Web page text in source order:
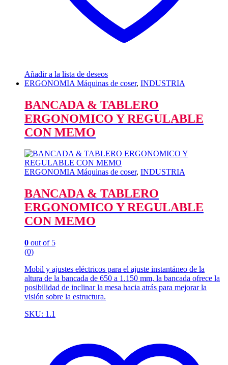
Añadir a la lista de deseos
ERGONOMIA Máquinas de coser, INDUSTRIA
BANCADA & TABLERO
ERGONOMICO Y REGULABLE
CON MEMO
ERGONOMIA Máquinas de coser, INDUSTRIA
BANCADA & TABLERO
ERGONOMICO Y REGULABLE
CON MEMO
0 out of 5
(0)
Mobil y ajustes eléctricos para el ajuste instantáneo de la
altura de la bancada de 650 a 1.150 mm, la bancada ofrece la
posibilidad de inclinar la mesa hacia atrás para mejorar la
visión sobre la estructura.
SKU: 1.1